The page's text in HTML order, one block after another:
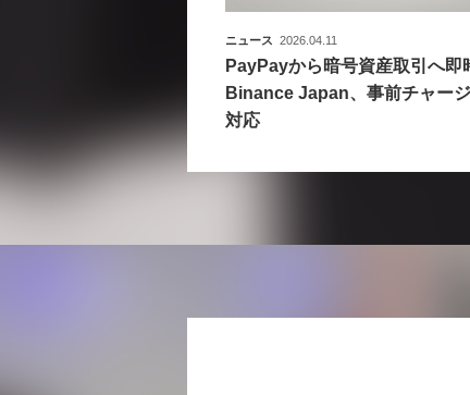
ニュース 2026.04.11
PayPayから暗号資産取引へ即
Binance Japan、事前チャー
対応